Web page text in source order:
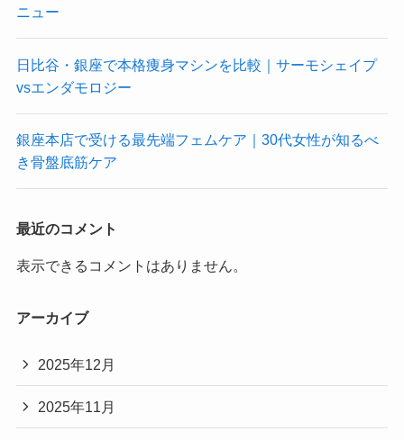
ニュー
日比谷・銀座で本格痩身マシンを比較｜サーモシェイプ
vsエンダモロジー
銀座本店で受ける最先端フェムケア｜30代女性が知るべ
き骨盤底筋ケア
最近のコメント
表示できるコメントはありません。
アーカイブ
2025年12月
2025年11月